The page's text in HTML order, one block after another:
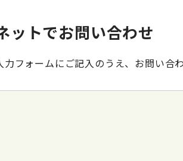
ットでお問い合わせ
力フォームにご記入のうえ、お問い合